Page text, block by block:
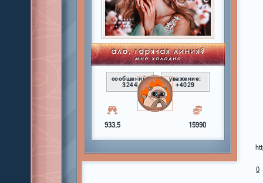
сообщений:
3244
уважение:
+4029
933,5 15990
0